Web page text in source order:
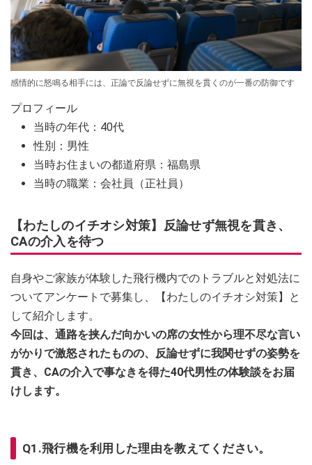
感情的に怒鳴る相手には、正論で反論せずに無視を貫くのが一番の防御です
プロフィール
当時の年代：40代
性別：男性
当時お住まいの都道府県：福島県
当時の職業：会社員（正社員）
【わたしのイチオシ対策】反論せず無視を貫き、
CAの介入を待つ
自身やご家族が体験した飛行機内でのトラブルと対処法に
ついてアンケートで募集し、【わたしのイチオシ対策】と
して紹介します。
今回は、通路を挟んだ向かいの席の女性から理不尽な言い
がかりで激怒されたものの、反論せずに我関せずの姿勢を
貫き、CAの介入で事なきを得た40代男性の体験談をお届
けします。
Q1.飛行機を利用した理由を教えてください。